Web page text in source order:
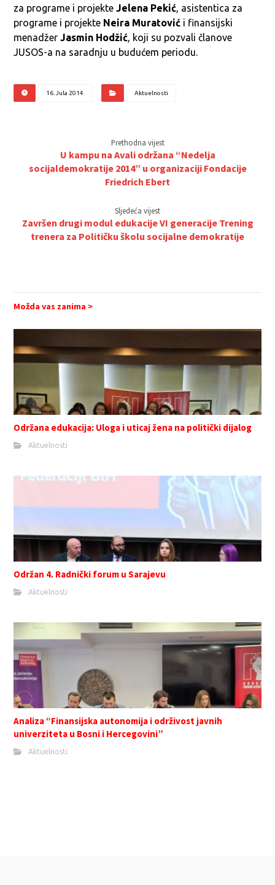
za programe i projekteJelena Pekić, asistentica za
programe i projekte Neira Muratović i finansijski
menadžerJasmin Hodžić, koji su pozvali članove
JUSOS-a na saradnju u budućem periodu.
16. Jula 2014. Aktuelnosti
Prethodna vijest
U kampu na Avali održana “Nedelja
socijaldemokratije 2014” u organizaciji Fondacije
Friedrich Ebert
Sljedeća vijest
Završen drugi modul edukacije VI generacije Trening
trenera za Političku školu socijalne demokratije
Možda vas zanima >
Održana edukacija: Uloga i uticaj žena na politički dijalog
Aktuelnosti
Održan 4. Radnički forum u Sarajevu
Aktuelnosti
Analiza “Finansijska autonomija i održivost javnih
univerziteta u Bosni i Hercegovini”
Aktuelnosti